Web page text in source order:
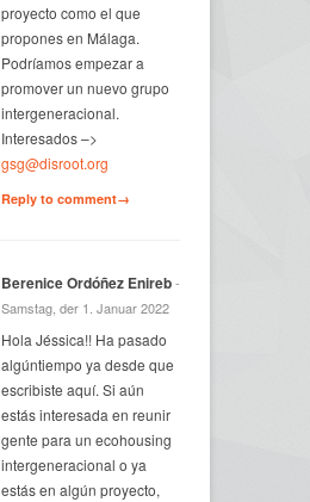
proyecto como el que
propones en Málaga.
Podríamos empezar a
promover un nuevo grupo
intergeneracional.
Interesados –>
gsg@disroot.org
Reply to comment→
Berenice Ordóñez Enireb-
Samstag, der 1. Januar 2022
Hola Jéssica!! Ha pasado
algúntiempo ya desde que
escribiste aquí. Si aún
estás interesada en reunir
gente para un ecohousing
intergeneracional o ya
estás en algún proyecto,